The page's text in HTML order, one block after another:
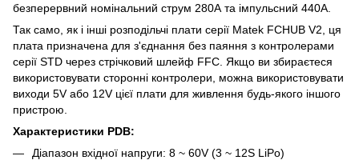
безперервний номінальний струм 280А та імпульсний 440А.
Так само, як і інші розподільчі плати серії Matek FCHUB V2, ця
плата призначена для з'єднання без паяння з контролерами
серії STD через стрічковий шлейф FFC. Якщо ви збираєтеся
використовувати сторонні контролери, можна використовувати
виходи 5V або 12V цієї плати для живлення будь-якого іншого
пристрою.
Характеристики PDB:
Діапазон вхідної напруги: 8 ~ 60V (3 ~ 12S LiPo)